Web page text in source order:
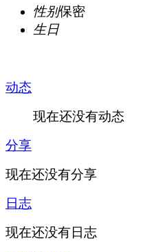
性别保密
生日
动态
现在还没有动态
分享
现在还没有分享
日志
现在还没有日志